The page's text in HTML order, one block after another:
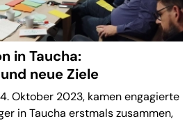
in Taucha:
neue Ziele
Oktober 2023, kamen engagierte
in Taucha erstmals zusammen,